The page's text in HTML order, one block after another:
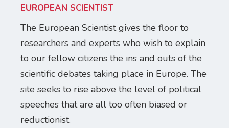
EUROPEAN SCIENTIST
The European Scientist gives the floor to
researchers and experts who wish to explain
to our fellow citizens the ins and outs of the
scientific debates taking place in Europe. The
site seeks to rise above the level of political
speeches that are all too often biased or
reductionist.